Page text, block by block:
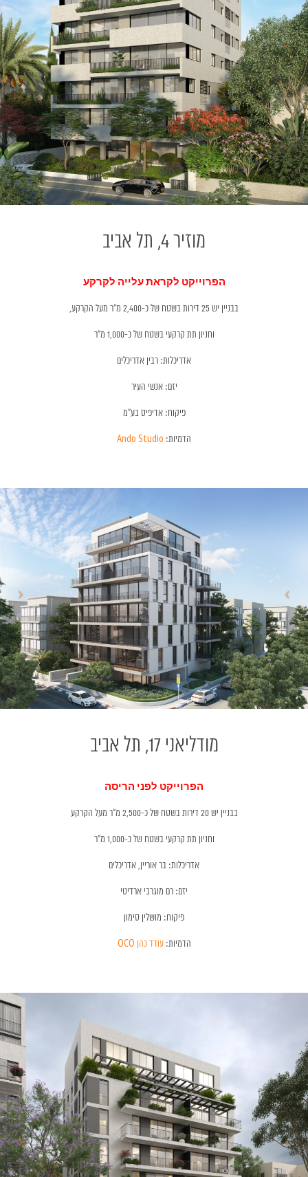
מוזיר 4, תל אביב
הפרוייקט לקראת עלייה לקרקע
בבניין יש 25 דירות בשטח של כ-2,400 מ"ר מעל הקרקע,
וחניון תת קרקעי בשטח של כ-1,000 מ"ר
אדריכלות: רבין אדריכלים
יזם: אנשי העיר
פיקוח: אדיפיס בע״מ
הדמיות: Ando Studio
מודליאני 17, תל אביב
הפרוייקט לפני הריסה
בבניין יש 20 דירות בשטח של כ-2,500 מ״ר מעל הקרקע
וחניון תת קרקעי בשטח של כ-1,000 מ״ר
אדריכלות: בר אוריין, אדריכלים
יזם: רם מוגרבי ארדיטי
פיקוח: מושלין סימון
הדמיות:עודד כהן OCO